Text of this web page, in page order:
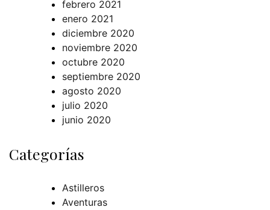
febrero 2021
enero 2021
diciembre 2020
noviembre 2020
octubre 2020
septiembre 2020
agosto 2020
julio 2020
junio 2020
Categorías
Astilleros
Aventuras